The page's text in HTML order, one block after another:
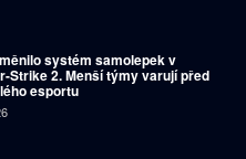
systém samolepek v
Strike 2. Menší týmy varují před
esportu